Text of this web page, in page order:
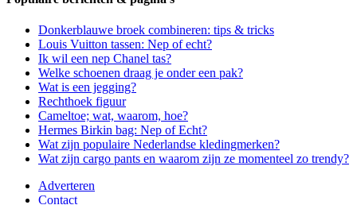
Donkerblauwe broek combineren: tips & tricks
Louis Vuitton tassen: Nep of echt?
Ik wil een nep Chanel tas?
Welke schoenen draag je onder een pak?
Wat is een jegging?
Rechthoek figuur
Cameltoe; wat, waarom, hoe?
Hermes Birkin bag: Nep of Echt?
Wat zijn populaire Nederlandse kledingmerken?
Wat zijn cargo pants en waarom zijn ze momenteel zo trendy?
Adverteren
Contact